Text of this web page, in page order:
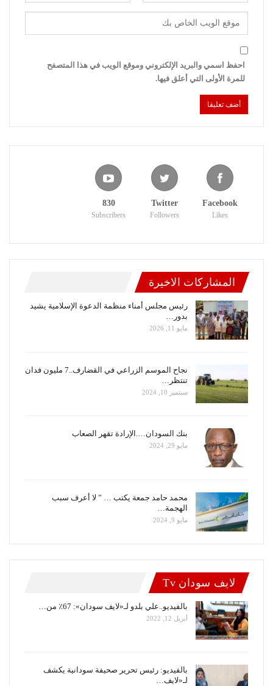
احفظ اسمي والبريد الإلكتروني وموقع الويب في هذا المتصفح
للمرة الأولى التي أعلق فيها.
Facebook
Likes
Twitter
Followers
830
Subscribers
المشاركات الاخيرة
رئيس مجلس أمناء منظمة الدعوة الإسلامية يشيد
بدور…
مايو 11, 2026
نجاح الموسم الزراعي في القضارف..7 مليون فدان
تنتظر…
سبتمبر 10, 2024
بنك السودان….الإرادة تقهر الصعاب
مايو 29, 2024
محمد حامد جمعة يكتب … ” لا أعرف سبب
الهجمة…
مايو 9, 2024
لايف سودان Tv
بالفيديو..علي بلدو لـ«لايف سودان»: 67٪ من…
أبريل 12, 2022
بالفيديو: رئيس تحرير صحيفة سودانية يكشف
لـ«لايف…